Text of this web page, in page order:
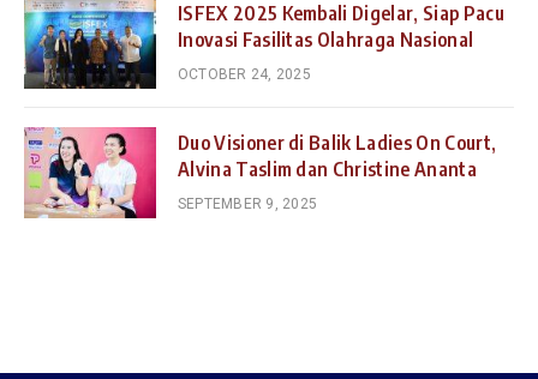
ISFEX 2025 Kembali Digelar, Siap Pacu
Inovasi Fasilitas Olahraga Nasional
OCTOBER 24, 2025
Duo Visioner di Balik Ladies On Court,
Alvina Taslim dan Christine Ananta
SEPTEMBER 9, 2025